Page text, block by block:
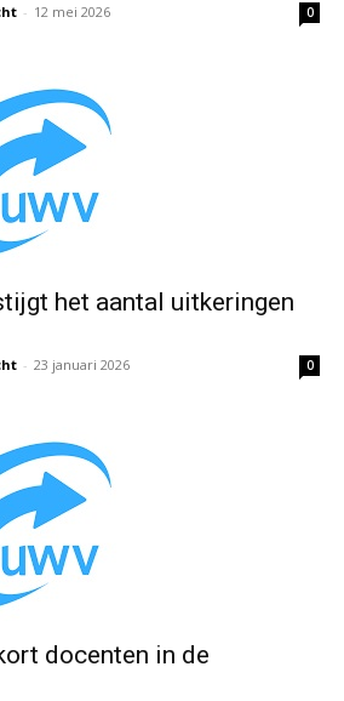
- 12 mei 2026 0
het aantal uitkeringen
- 23 januari 2026 0
docenten in de